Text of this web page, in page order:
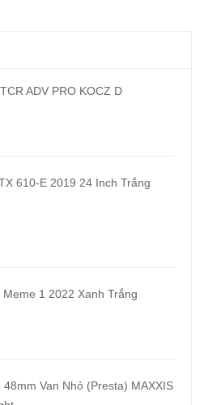
ADV PRO KOCZ D
610-E 2019 24 Inch Trắng
1 2022 Xanh Trắng
Van Nhỏ (Presta) MAXXIS